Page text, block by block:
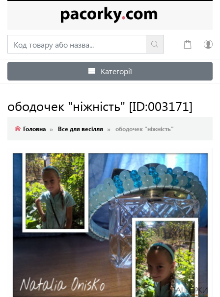
Увійти
Категорії
ободочек "ніжність" [ID:003171]
Головна Все для весілля ободочек "ніжність"